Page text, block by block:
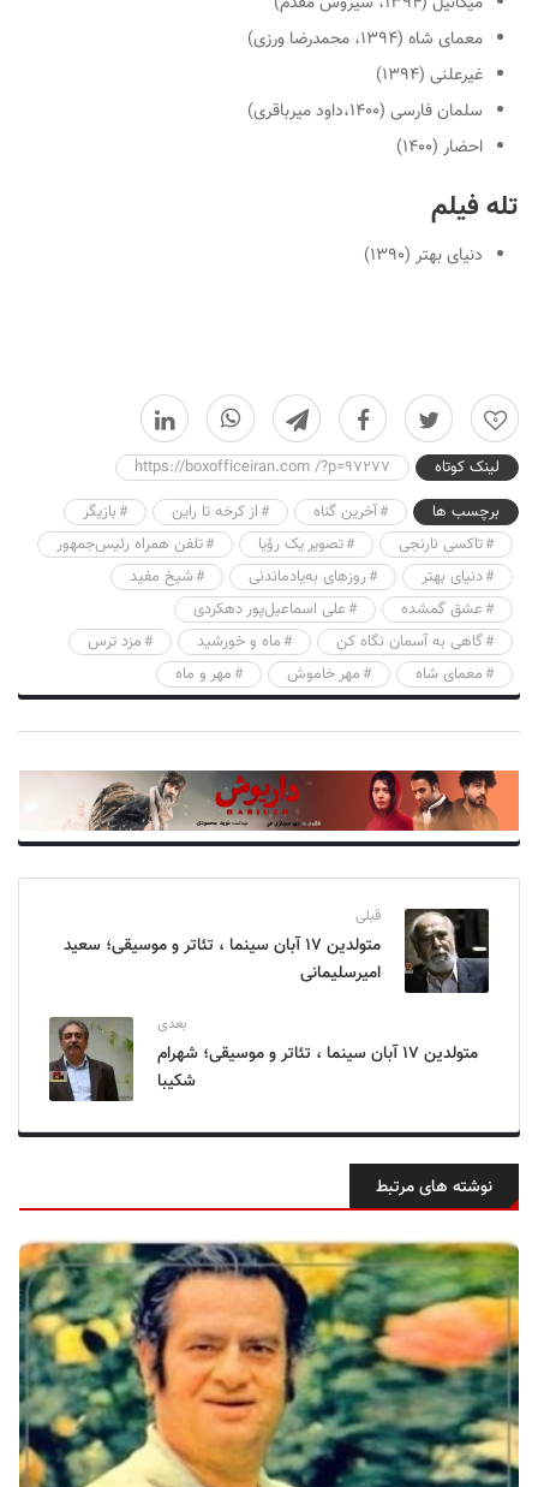
معمای شاه (۱۳۹۴، محمدرضا ورزی)
غیرعلنی (۱۳۹۴)
سلمان فارسی (۱۴۰۰،داود میرباقری)
احضار (۱۴۰۰)
تله فیلم
دنیای بهتر (۱۳۹۰)
0
لینک کوتاه
https://boxofficeiran.com /?p=97277
برچسب ها
آخرین گناه از کرخه تا راین
بازیگر
تاکسی نارنجی
تصویر یک رؤیا
تلفن همراه رئیس‌جمهور
دنیای بهتر
روزهای به‌یادماندنی
شیخ مفید
عشق گمشده
علی‌ اسماعیل‌پور دهکردی
گاهی به آسمان نگاه کن
ماه و خورشید
مزد ترس
معمای شاه
مهر خاموش مهر و ماه
قبلی
متولدین ۱۷ آبان سینما ، تئاتر و موسیقی؛ سعید
امیرسلیمانی
بعدی
متولدین ۱۷ آبان سینما ، تئاتر و موسیقی؛ شهرام
شکیبا
نوشته های مرتبط